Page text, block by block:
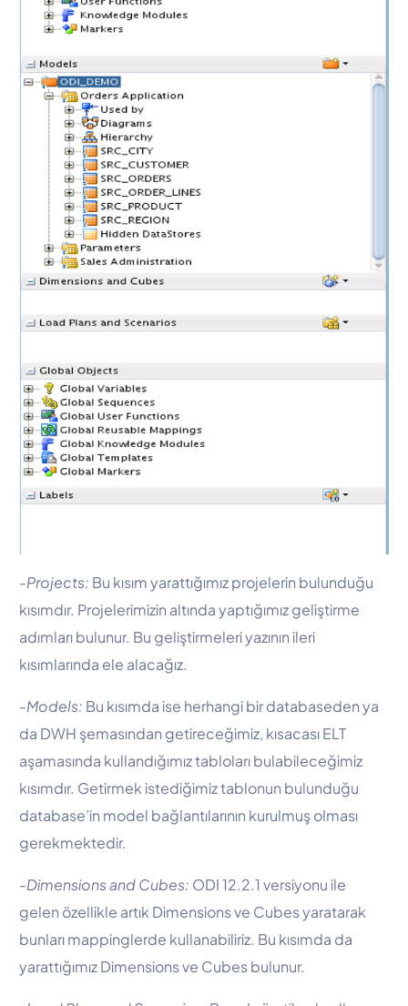
-Projects: Bu kısım yarattığımız projelerin bulunduğu
kısımdır. Projelerimizin altında yaptığımız geliştirme
adımları bulunur. Bu geliştirmeleri yazının ileri
kısımlarında ele alacağız.
-Models: Bu kısımda ise herhangi bir databaseden ya
da DWH şemasından getireceğimiz, kısacası ELT
aşamasında kullandığımız tabloları bulabileceğimiz
kısımdır. Getirmek istediğimiz tablonun bulunduğu
database’in model bağlantılarının kurulmuş olması
gerekmektedir.
-Dimensions and Cubes: ODI 12.2.1 versiyonu ile
gelen özellikle artık Dimensions ve Cubes yaratarak
bunları mappinglerde kullanabiliriz. Bu kısımda da
yarattığımız Dimensions ve Cubes bulunur.